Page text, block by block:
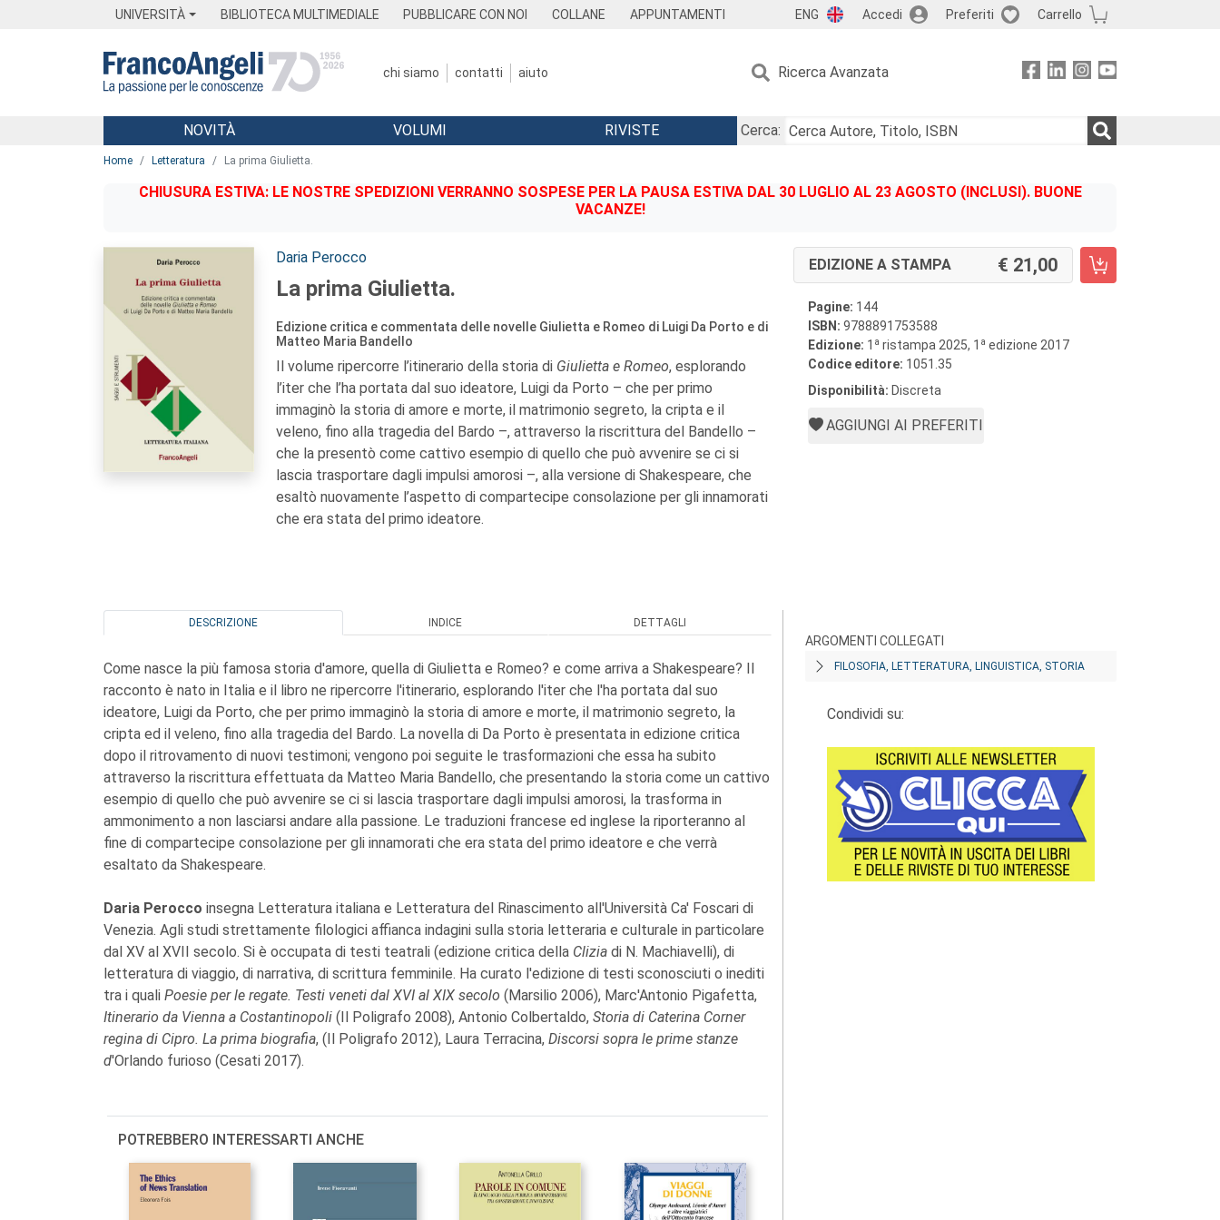
UNIVERSITÀ BIBLIOTECA MULTIMEDIALE PUBBLICARE CON NOI COLLANE APPUNTAMENTI ENG Accedi Preferiti Carrello
chi siamo contatti aiuto Ricerca Avanzata
Menu
NOVITÀ VOLUMI RIVISTE
Cerca:
Home Letteratura La prima Giulietta.
CHIUSURA ESTIVA: LE NOSTRE SPEDIZIONI VERRANNO SOSPESE PER LA PAUSA ESTIVA DAL 30 LUGLIO AL 23 AGOSTO (INCLUSI). BUONE
VACANZE!
Autori:
Daria Perocco
La prima Giulietta.
Edizione critica e commentata delle novelle Giulietta e Romeo di Luigi Da Porto e di
Matteo Maria Bandello
Il volume ripercorre l’itinerario della storia di Giulietta e Romeo, esplorando
l’iter che l’ha portata dal suo ideatore, Luigi da Porto – che per primo
immaginò la storia di amore e morte, il matrimonio segreto, la cripta e il
veleno, fino alla tragedia del Bardo –, attraverso la riscrittura del Bandello –
che la presentò come cattivo esempio di quello che può avvenire se ci si
lascia trasportare dagli impulsi amorosi –, alla versione di Shakespeare, che
esaltò nuovamente l’aspetto di compartecipe consolazione per gli innamorati
che era stata del primo ideatore.
EDIZIONE A STAMPA 21,00
Pagine: 144
ISBN: 9788891753588
Edizione: 1 a ristampa 2025, 1 a edizione 2017
Codice editore: 1051.35
Disponibilità: Discreta
AGGIUNGI AI PREFERITI
DESCRIZIONE INDICE DETTAGLI
Come nasce la più famosa storia d'amore, quella di Giulietta e Romeo? e come arriva a Shakespeare? Il
racconto è nato in Italia e il libro ne ripercorre l'itinerario, esplorando l'iter che l'ha portata dal suo
ideatore, Luigi da Porto, che per primo immaginò la storia di amore e morte, il matrimonio segreto, la
cripta ed il veleno, fino alla tragedia del Bardo. La novella di Da Porto è presentata in edizione critica
dopo il ritrovamento di nuovi testimoni; vengono poi seguite le trasformazioni che essa ha subito
attraverso la riscrittura effettuata da Matteo Maria Bandello, che presentando la storia come un cattivo
esempio di quello che può avvenire se ci si lascia trasportare dagli impulsi amorosi, la trasforma in
ammonimento a non lasciarsi andare alla passione. Le traduzioni francese ed inglese la riporteranno al
fine di compartecipe consolazione per gli innamorati che era stata del primo ideatore e che verrà
esaltato da Shakespeare.
Daria Perocco insegna Letteratura italiana e Letteratura del Rinascimento all'Università Ca' Foscari di
Venezia. Agli studi strettamente filologici affianca indagini sulla storia letteraria e culturale in particolare
dal XV al XVII secolo. Si è occupata di testi teatrali (edizione critica della Clizia di N. Machiavelli), di
letteratura di viaggio, di narrativa, di scrittura femminile. Ha curato l'edizione di testi sconosciuti o inediti
tra i quali Poesie per le regate. Testi veneti dal XVI al XIX secolo (Marsilio 2006), Marc'Antonio Pigafetta,
Itinerario da Vienna a Costantinopoli (Il Poligrafo 2008), Antonio Colbertaldo, Storia di Caterina Corner
regina di Cipro. La prima biografia, (Il Poligrafo 2012), Laura Terracina, Discorsi sopra le prime stanze
d'Orlando furioso (Cesati 2017).
POTREBBERO INTERESSARTI ANCHE
ARGOMENTI COLLEGATI
FILOSOFIA, LETTERATURA, LINGUISTICA, STORIA
Condividi su: